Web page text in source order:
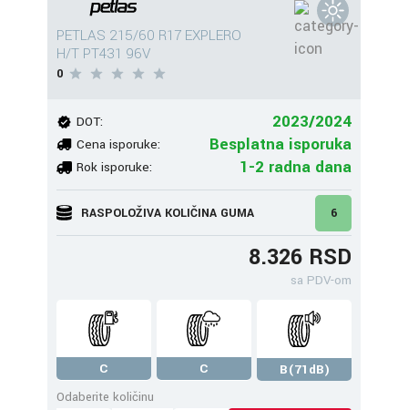
PETLAS 215/60 R17 EXPLERO
H/T PT431 96V
0
DOT: 2023/2024
Cena isporuke: Besplatna isporuka
Rok isporuke: 1-2 radna dana
RASPOLOŽIVA KOLIČINA GUMA 6
8.326 RSD
sa PDV-om
C C
B(71dB)
Odaberite količinu